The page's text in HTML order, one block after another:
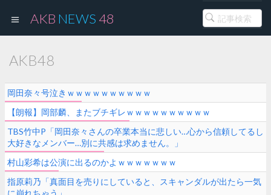
AKB NEWS 48
AKB48
岡田奈々号泣きｗｗｗｗｗｗｗｗｗｗ
【朗報】岡部麟、またブチギレｗｗｗｗｗｗｗｗｗｗ
TBS竹中P「岡田奈々さんの卒業本当に悲しい…心から信頼してるし
大好きなメンバー…別に共感は求めません。」
村山彩希は公演に出るのかよｗｗｗｗｗｗｗ
指原莉乃「真面目を売りにしていると、スキャンダルが出たら一気
に崩れちゃう」